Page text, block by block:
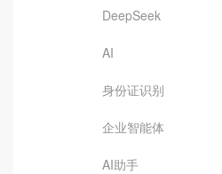
DeepSeek
AI
身份证识别
企业智能体
AI助手